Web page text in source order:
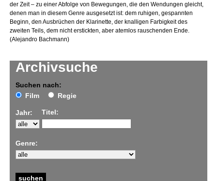
Archivsuche
Suchen nach:
Film
Regie
Jahr: Titel:
Genre:
der Zeit – zu einer Abfolge von Bewegungen, die den Wendungen gleicht,
denen man in diesem Genre ausgesetzt ist: dem ruhigen, gespannten
Beginn, den Ausbrüchen der Klarinette, der knalligen Farbigkeit des
zweiten Teils, dem nicht erstickten, aber atemlos rauschenden Ende.
(Alejandro Bachmann)